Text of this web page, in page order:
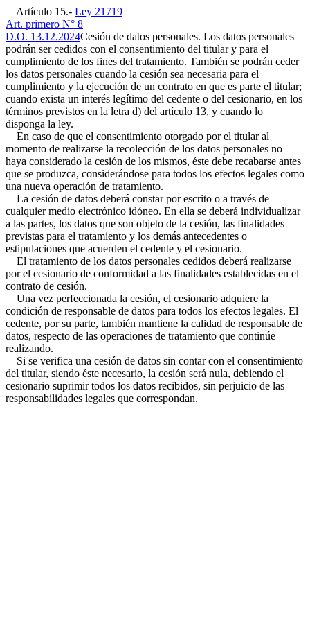
Artículo 15.- Ley 21719
Art. primero N° 8
D.O. 13.12.2024Cesión de datos personales. Los datos personales
podrán ser cedidos con el consentimiento del titular y para el
cumplimiento de los fines del tratamiento. También se podrán ceder
los datos personales cuando la cesión sea necesaria para el
cumplimiento y la ejecución de un contrato en que es parte el titular;
cuando exista un interés legítimo del cedente o del cesionario, en los
términos previstos en la letra d) del artículo 13, y cuando lo
disponga la ley.
En caso de que el consentimiento otorgado por el titular al
momento de realizarse la recolección de los datos personales no
haya considerado la cesión de los mismos, éste debe recabarse antes
que se produzca, considerándose para todos los efectos legales como
una nueva operación de tratamiento.
La cesión de datos deberá constar por escrito o a través de
cualquier medio electrónico idóneo. En ella se deberá individualizar
a las partes, los datos que son objeto de la cesión, las finalidades
previstas para el tratamiento y los demás antecedentes o
estipulaciones que acuerden el cedente y el cesionario.
El tratamiento de los datos personales cedidos deberá realizarse
por el cesionario de conformidad a las finalidades establecidas en el
contrato de cesión.
Una vez perfeccionada la cesión, el cesionario adquiere la
condición de responsable de datos para todos los efectos legales. El
cedente, por su parte, también mantiene la calidad de responsable de
datos, respecto de las operaciones de tratamiento que continúe
realizando.
Si se verifica una cesión de datos sin contar con el consentimiento
del titular, siendo éste necesario, la cesión será nula, debiendo el
cesionario suprimir todos los datos recibidos, sin perjuicio de las
responsabilidades legales que correspondan.